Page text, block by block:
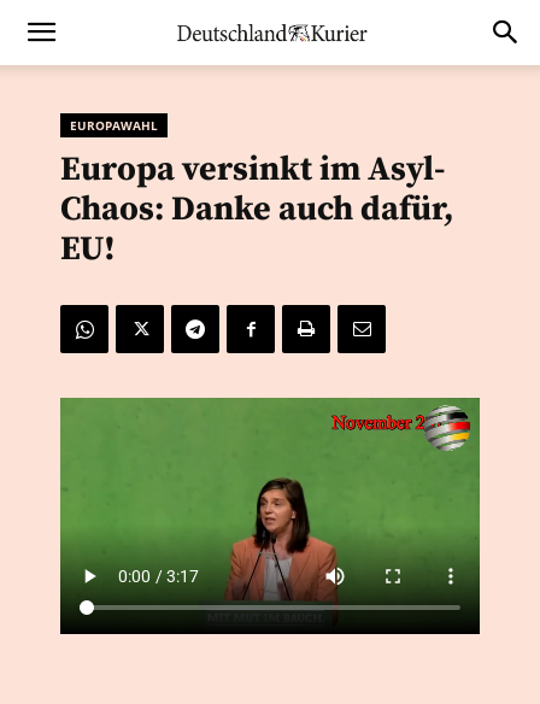
EUROPAWAHL
Europa versinkt im Asyl-
Chaos: Danke auch dafür,
EU!